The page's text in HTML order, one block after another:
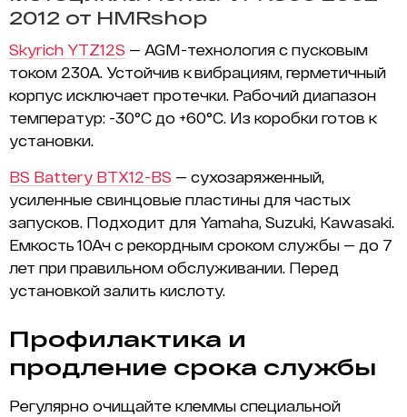
2012 от HMRshop
Skyrich YTZ12S — AGM-технология с пусковым
током 230А. Устойчив к вибрациям, герметичный
корпус исключает протечки. Рабочий диапазон
температур: -30°C до +60°C. Из коробки готов к
установки.
BS Battery BTX12-BS — сухозаряженный,
усиленные свинцовые пластины для частых
запусков. Подходит для Yamaha, Suzuki, Kawasaki.
Емкость 10Ач с рекордным сроком службы — до 7
лет при правильном обслуживании. Перед
установкой залить кислоту.
Профилактика и
продление срока службы
Регулярно очищайте клеммы специальной